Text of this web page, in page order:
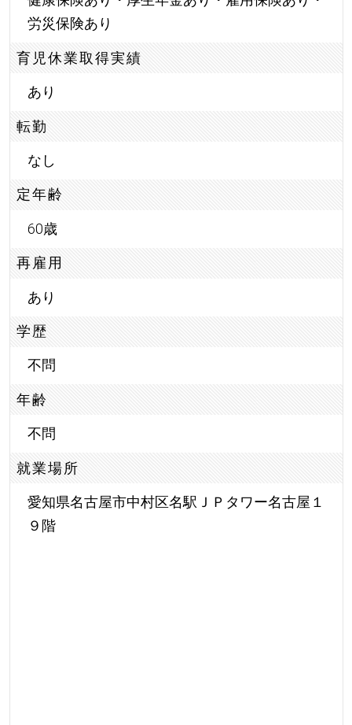
労災保険あり
育児休業取得実績
あり
転勤
なし
定年齢
60歳
再雇用
あり
学歴
不問
年齢
不問
就業場所
愛知県名古屋市中村区名駅ＪＰタワー名古屋１
９階